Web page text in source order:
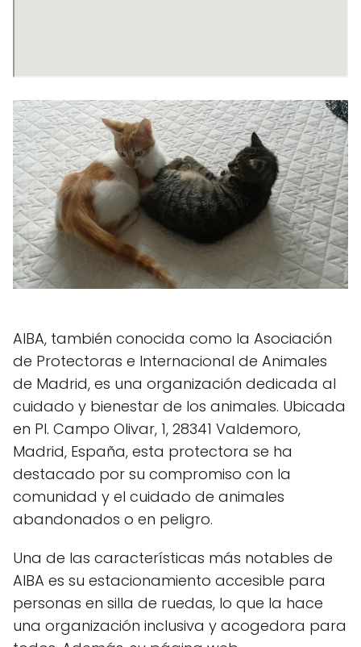
AIBA, también conocida como la Asociación
de Protectoras e Internacional de Animales
de Madrid, es una organización dedicada al
cuidado y bienestar de los animales. Ubicada
en Pl. Campo Olivar, 1, 28341 Valdemoro,
Madrid, España, esta protectora se ha
destacado por su compromiso con la
comunidad y el cuidado de animales
abandonados o en peligro.
Una de las características más notables de
AIBA es su estacionamiento accesible para
personas en silla de ruedas, lo que la hace
una organización inclusiva y acogedora para